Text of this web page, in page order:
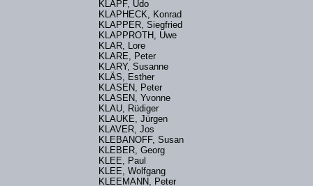
KLAPF, Udo
KLAPHECK, Konrad
KLAPPER, Siegfried
KLAPPROTH, Uwe
KLAR, Lore
KLARE, Peter
KLARY, Susanne
KLÄS, Esther
KLASEN, Peter
KLASEN, Yvonne
KLAU, Rüdiger
KLAUKE, Jürgen
KLAVER, Jos
KLEBANOFF, Susan
KLEBER, Georg
KLEE, Paul
KLEE, Wolfgang
KLEEMANN, Peter